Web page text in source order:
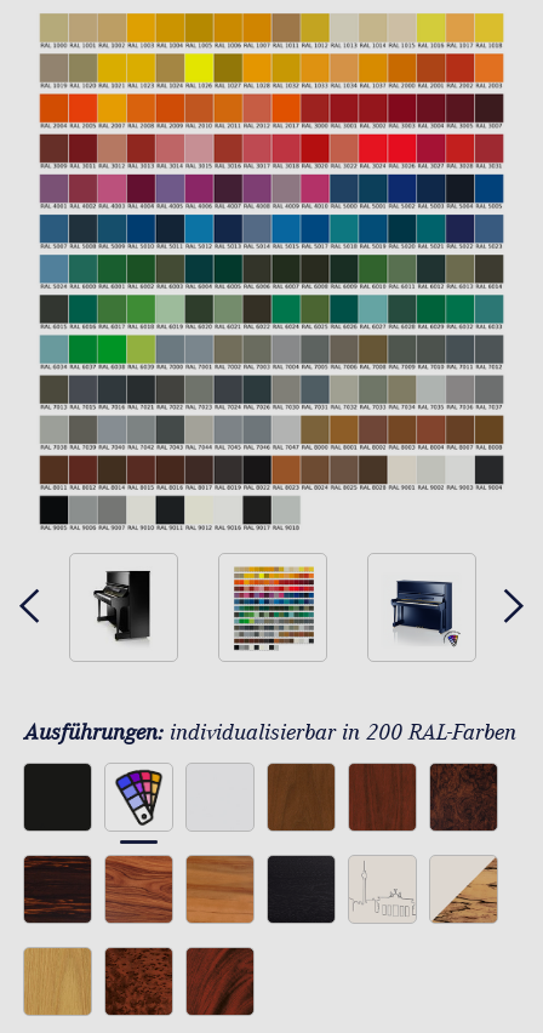
Ausführungen: individualisierbar in 200 RAL-Farben